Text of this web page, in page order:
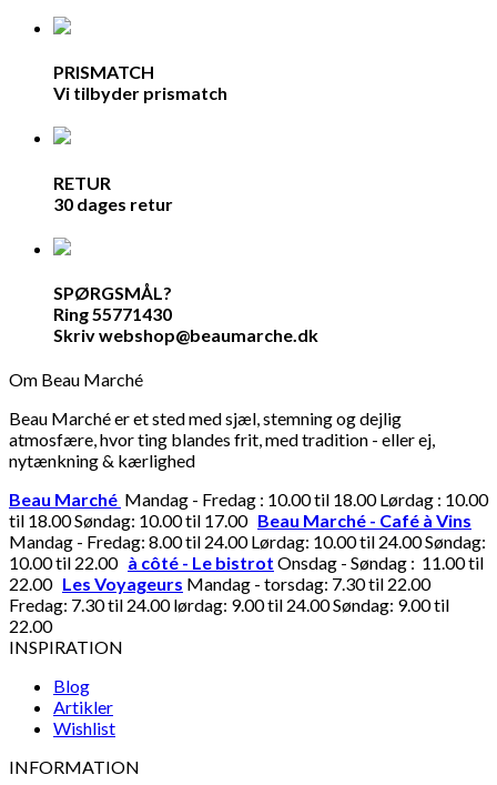
PRISMATCH
Vi tilbyder prismatch
RETUR
30 dages retur
SPØRGSMÅL?
Ring 55771430
Skriv webshop@beaumarche.dk
Om Beau Marché
Beau Marché er et sted med sjæl, stemning og dejlig
atmosfære, hvor ting blandes frit, med tradition - eller ej,
nytænkning & kærlighed
Beau Marché Mandag - Fredag : 10.00 til 18.00 Lørdag : 10.00
til 18.00 Søndag: 10.00 til 17.00 Beau Marché - Café à Vins
Mandag - Fredag: 8.00 til 24.00 Lørdag: 10.00 til 24.00 Søndag:
10.00 til 22.00 à côté - Le bistrot Onsdag - Søndag : 11.00 til
22.00 Les Voyageurs Mandag - torsdag: 7.30 til 22.00
Fredag: 7.30 til 24.00 lørdag: 9.00 til 24.00 Søndag: 9.00 til
22.00
INSPIRATION
Blog
Artikler
Wishlist
INFORMATION